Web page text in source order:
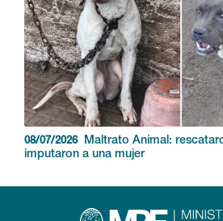
17/07/2026
Maltrato animal:
estaban enjaulados en un criadero
Delitos Ambientales